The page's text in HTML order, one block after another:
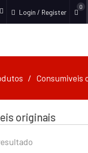
facebook
Login / Register
0
Consumiveis
originais